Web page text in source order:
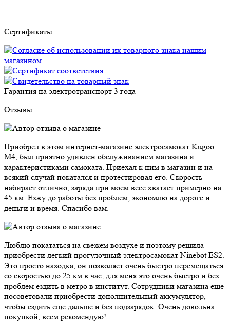
Сертификаты
Гарантия на электротранспорт 3 года
Отзывы
Приобрел в этом интернет-магазине электросамокат Kugoo
M4, был приятно удивлен обслуживанием магазина и
характеристиками самоката. Приехал к ним в магазин и на
всякий случай покатался и протестировал его. Скорость
набирает отлично, заряда при моем весе хватает примерно на
45 км. Езжу до работы без проблем, экономлю на дороге и
деньги и время. Спасибо вам.
Люблю покататься на свежем воздухе и поэтому решила
приобрести легкий прогулочный электросамокат Ninebot ES2.
Это просто находка, он позволяет очень быстро перемещаться
со скоростью до 25 км в час, для меня это очень быстро и без
проблем ездить в метро в институт. Сотрудники магазина еще
посоветовали приобрести дополнительный аккумулятор,
чтобы ездить еще дальше и без подзарядок. Очень довольна
покупкой, всем рекомендую!